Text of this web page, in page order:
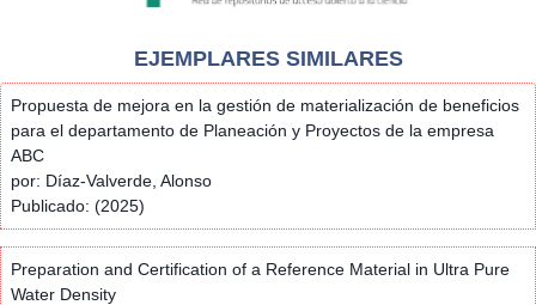
EJEMPLARES SIMILARES
Propuesta de mejora en la gestión de materialización de beneficios
para el departamento de Planeación y Proyectos de la empresa
ABC
por: Díaz-Valverde, Alonso
Publicado: (2025)
Preparation and Certification of a Reference Material in Ultra Pure
Water Density